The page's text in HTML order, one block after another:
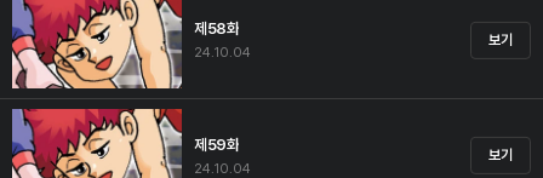
제58화
24.10.04
보기
제59화
24.10.04
보기